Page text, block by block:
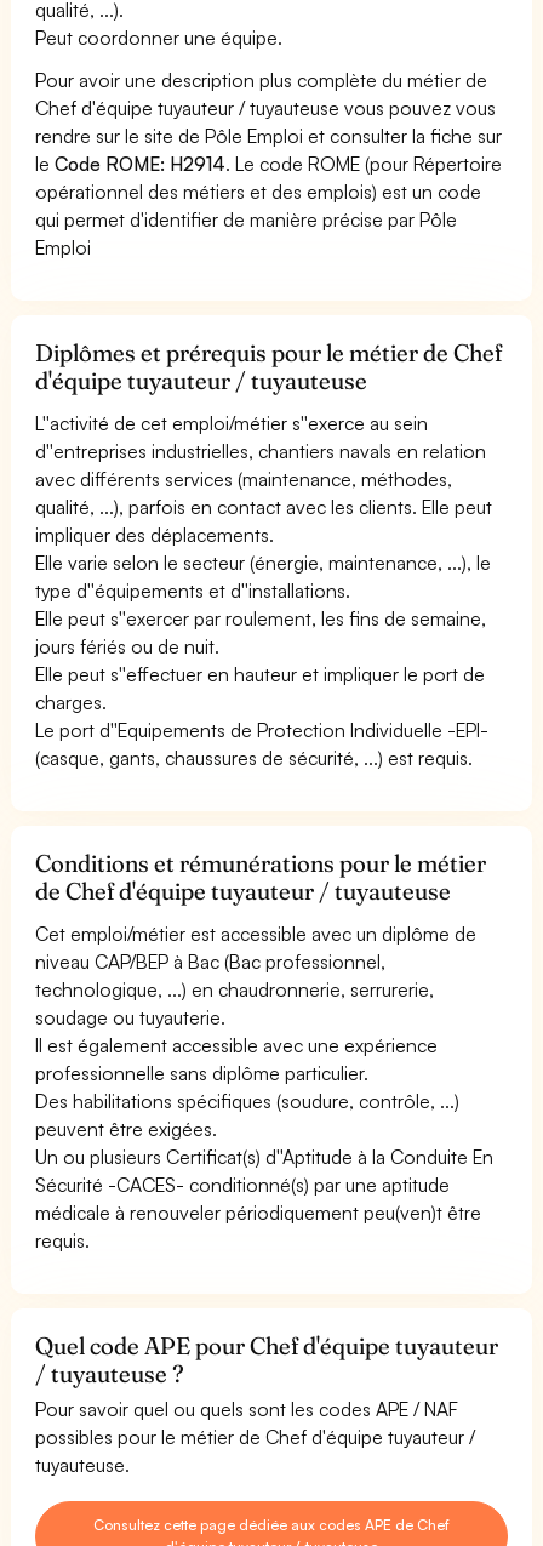
qualité, ...).
Peut coordonner une équipe.
Pour avoir une description plus complète du métier de
Chef d'équipe tuyauteur / tuyauteuse vous pouvez vous
rendre sur le site de Pôle Emploi et consulter la fiche sur
leCode ROME: H2914. Le code ROME (pour Répertoire
opérationnel des métiers et des emplois) est un code
qui permet d'identifier de manière précise par Pôle
Emploi
Diplômes et prérequis pour le métier de Chef
d'équipe tuyauteur / tuyauteuse
L''activité de cet emploi/métier s''exerce au sein
d''entreprises industrielles, chantiers navals en relation
avec différents services (maintenance, méthodes,
qualité, ...), parfois en contact avec les clients. Elle peut
impliquer des déplacements.
Elle varie selon le secteur (énergie, maintenance, ...), le
type d''équipements et d''installations.
Elle peut s''exercer par roulement, les fins de semaine,
jours fériés ou de nuit.
Elle peut s''effectuer en hauteur et impliquer le port de
charges.
Le port d''Equipements de Protection Individuelle -EPI-
(casque, gants, chaussures de sécurité, ...) est requis.
Conditions et rémunérations pour le métier
de Chef d'équipe tuyauteur / tuyauteuse
Cet emploi/métier est accessible avec un diplôme de
niveau CAP/BEP à Bac (Bac professionnel,
technologique, ...) en chaudronnerie, serrurerie,
soudage ou tuyauterie.
Il est également accessible avec une expérience
professionnelle sans diplôme particulier.
Des habilitations spécifiques (soudure, contrôle, ...)
peuvent être exigées.
Un ou plusieurs Certificat(s) d''Aptitude à la Conduite En
Sécurité -CACES- conditionné(s) par une aptitude
médicale à renouveler périodiquement peu(ven)t être
requis.
Quel code APE pour Chef d'équipe tuyauteur
/ tuyauteuse ?
Pour savoir quel ou quels sont les codes APE / NAF
possibles pour le métier de Chef d'équipe tuyauteur /
tuyauteuse.
Consultez cette page dédiée aux codes APE de Chef